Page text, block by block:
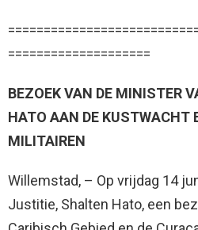
====================
BEZOEK VAN DE MINISTER
HATO AAN DE KUSTWACHT
MILITAIREN
Willemstad, – Op vrijdag 14
Justitie, Shalten Hato, een